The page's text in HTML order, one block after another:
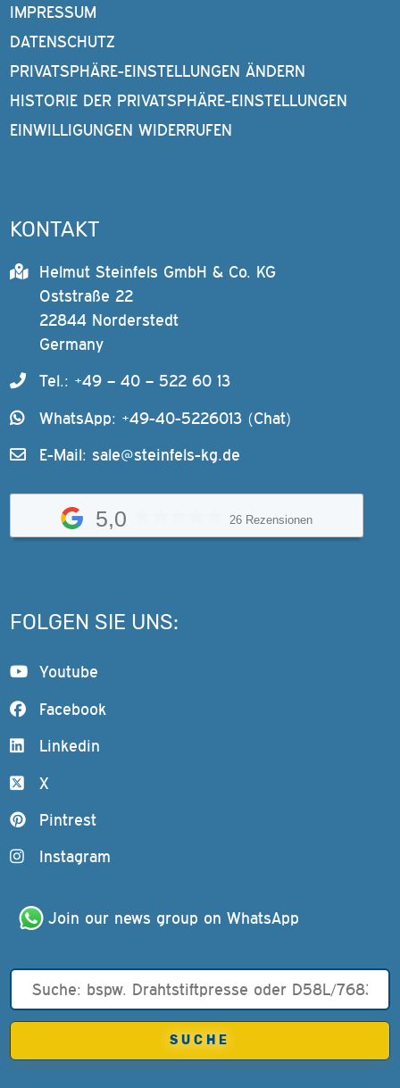
IMPRESSUM
DATENSCHUTZ
PRIVATSPHÄRE-EINSTELLUNGEN ÄNDERN
HISTORIE DER PRIVATSPHÄRE-EINSTELLUNGEN
EINWILLIGUNGEN WIDERRUFEN
KONTAKT
Helmut Steinfels GmbH & Co. KG
Oststraße 22
22844 Norderstedt
Germany
Tel.: +49 – 40 – 522 60 13
WhatsApp: +49-40-5226013 (Chat)
E-Mail: sale@steinfels-kg.de
5,0 26 Rezensionen
FOLGEN SIE UNS:
Youtube
Facebook
Linkedin
X
Pintrest
Instagram
Join our news group on WhatsApp